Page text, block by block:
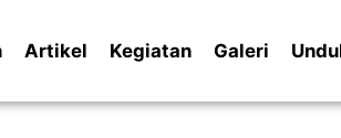
Artikel Kegiatan Galeri